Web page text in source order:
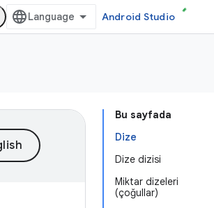
Android Studio
Bu sayfada
Dize
Dize dizisi
Miktar dizeleri
(çoğullar)